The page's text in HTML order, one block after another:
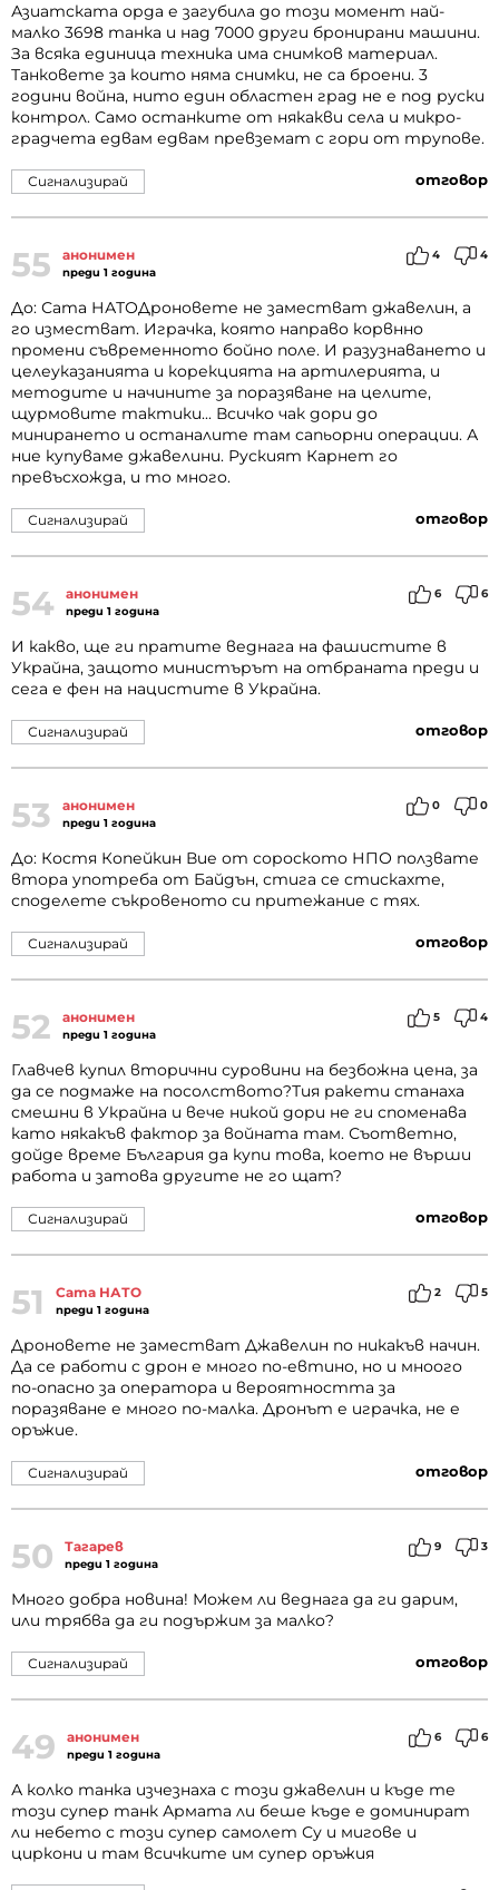
Азиатската орда е загубила до този момент най-
малко 3698 танка и над 7000 други бронирани машини.
За всяка единица техника има снимков материал.
Танковете за които няма снимки, не са броени. 3
години война, нито един областен град не е под руски
контрол. Само останките от някакви села и микро-
градчета едвам едвам превземат с гори от трупове.
отговор
Сигнализирай
55 анонимен
преди 1 година
4 4
До: Сата НАТОДроновете не заместват джавелин, а
го изместват. Играчка, която направо корвнно
промени съвременното бойно поле. И разузнаването и
целеуказанията и корекцията на артилерията, и
методите и начините за поразяване на целите,
щурмовите тактики... Всичко чак дори до
минирането и останалите там сапьорни операции. А
ние купуваме джавелини. Руският Карнет го
превъсхожда, и то много.
отговор
Сигнализирай
54 анонимен
преди 1 година
6 6
И какво, ще ги пратите веднага на фашистите в
Украйна, защото министърът на отбраната преди и
сега е фен на нацистите в Украйна.
отговор
Сигнализирай
53 анонимен
преди 1 година
0 0
До: Костя Копейкин Вие от сороското НПО ползвате
втора употреба от Байдън, стига се стискахте,
споделете съкровеното си притежание с тях.
отговор
Сигнализирай
52 анонимен
преди 1 година
5 4
Главчев купил вторични суровини на безбожна цена, за
да се подмаже на посолството?Тия ракети станаха
смешни в Украйна и вече никой дори не ги споменава
като някакъв фактор за войната там. Съответно,
дойде време България да купи това, което не върши
работа и затова другите не го щат?
отговор
Сигнализирай
51 Сата НАТО
преди 1 година
2 5
Дроновете не заместват Джавелин по никакъв начин.
Да се работи с дрон е много по-евтино, но и мноого
по-опасно за оператора и вероятността за
поразяване е много по-малка. Дронът е играчка, не е
оръжие.
отговор
Сигнализирай
50 Тагарев
преди 1 година
9 3
Много добра новина! Можем ли веднага да ги дарим,
или трябва да ги подържим за малко?
отговор
Сигнализирай
49 анонимен
преди 1 година
6 6
А колко танка изчезнаха с този джавелин и къде те
този супер танк Армата ли беше къде е доминират
ли небето с този супер самолет Су и мигове и
циркони и там всичките им супер оръжия